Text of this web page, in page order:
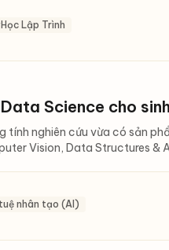
Lập Trình
Science cho
tính nghiên cứu vừa có sản
Vision, Data Structures &
nhân tạo (AI)